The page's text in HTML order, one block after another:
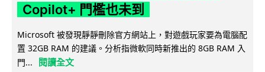
Copilot+ 門檻也未到
Microsoft 被發現靜靜刪除官方網站上，對遊戲玩家要為電腦配
置 32GB RAM 的建議。分析指微軟同時新推出的 8GB RAM 入
門...
閱讀全文